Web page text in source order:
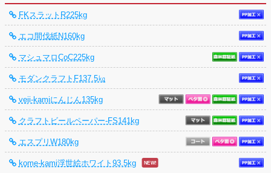
FKスラットR225kg
エコ間伐紙N160kg
マシュマロCoC225kg
モダンクラフトF137.5㎏
veji-kamiにんじん135kg
クラフトビールペーパー-FS141kg
エスプリW180kg
kome-kami浮世絵ホワイト93.5kg